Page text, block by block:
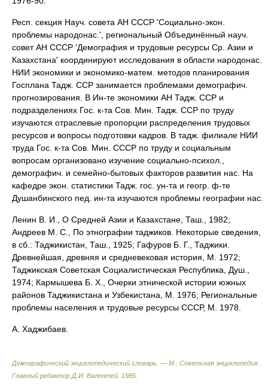
Респ. секция Науч. совета АН СССР 'Социально-экон.
проблемы народонас.', региональный Объединённый науч.
совет АН СССР 'Демография и трудовые ресурсы Ср. Азии и
Казахстана' координируют исследования в области народонас.
НИИ экономики и экономико-матем. методов планирования
Госплана Тадж. ССР занимается проблемами демографич.
прогнозирования. В Ин-те экономики АН Тадж. ССР и
подразделениях Гос. к-та Сов. Мин. Тадж. ССР по труду
изучаются отраслевые пропорции распределения трудовых
ресурсов и вопросы подготовки кадров. В тадж. филиале НИИ
труда Гос. к-та Сов. Мин. СССР по труду и социальным
вопросам организовано изучение социально-психол.,
демографич. и семейно-бытовых факторов развития нас. На
кафедре экон. статистики Тадж. гос. ун-та и геогр. ф-те
Душанбинского пед. ин-та изучаются проблемы географии нас.
Ленин В. И., О Средней Азии и Казахстане, Таш., 1982;
Андреев М. С., По этнографии таджиков. Некоторые сведения,
в сб.: Таджикистан, Таш., 1925; Гафуров Б. Г., Таджики.
Древнейшая, древняя и средневековая история, М. 1972;
Таджикская Советская Социалистическая Республика, Душ.,
1974; Кармышева Б. X., Очерки этнической истории южных
районов Таджикистана и Узбекистана, М. 1976; Региональные
проблемы населения и трудовые ресурсы СССР, М. 1978.
А. Хаджибаев.
Демографический энциклопедический словарь. — М.: Советская энциклопедия
Главный редактор Д.И. Валентей 1985